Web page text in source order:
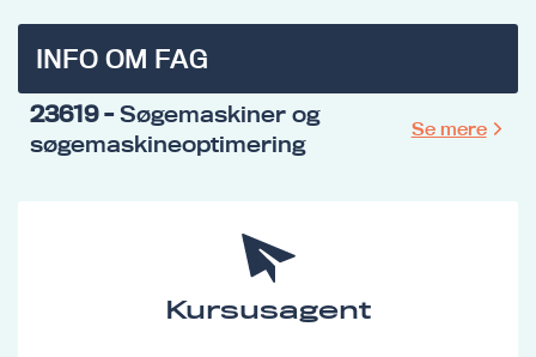
INFO OM FAG
23619- Søgemaskiner og
søgemaskineoptimering
Se mere
Kursusagent